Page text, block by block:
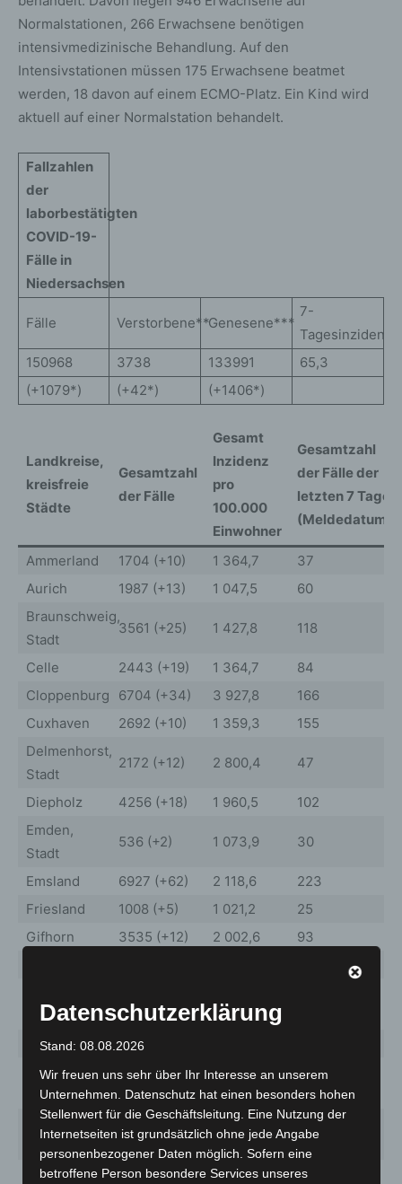
Normalstationen, 266 Erwachsene benötigen
intensivmedizinische Behandlung. Auf den
Intensivstationen müssen 175 Erwachsene beatmet
werden, 18 davon auf einem ECMO-Platz. Ein Kind wird
aktuell auf einer Normalstation behandelt.
Fallzahlen
der
laborbestätigten
COVID-19-
Fälle in
Niedersachsen
Fälle Verstorbene**Genesene***
7-
Tagesinzidenz
150968
3738 133991
65,3
(+1079*)
(+42*) (+1406*)
Landkreise,
kreisfreie
Städte
Gesamtzahl
der Fälle
Gesamt
Inzidenz
pro
100.000
Einwohner
Gesamtzahl
der Fälle der
letzten 7 Tage
(Meldedatum)
Ammerland 1704 (+10) 1 364,7
37
Aurich
1987 (+13) 1 047,5
60
Braunschweig,
Stadt
3561 (+25) 1 427,8 118
Celle 2443 (+19) 1 364,7
84
Cloppenburg
6704 (+34) 3 927,8
166
Cuxhaven
2692 (+10) 1 359,3
155
Delmenhorst,
Stadt
2172 (+12) 2 800,4 47
Diepholz 4256 (+18) 1 960,5
102
Emden,
Stadt
536 (+2) 1 073,9 30
Emsland 6927 (+62) 2 118,6
223
Friesland
1008 (+5) 1 021,2
25
Gifhorn
3535 (+12) 2 002,6
93
Bentheim
3347 (+41) 2 440,2
Göttingen 5048 (+11)
Hameln-
Pyrmont
2576 (+15) 1 734,1 90
Hannover,
28324
(+228)
2 447,8 1172
Harburg 3964 (+37) 1 558,0 138
Datenschutzerklärung
Stand: 08.08.2026
Wir freuen uns sehr über Ihr Interesse an unserem
Unternehmen. Datenschutz hat einen besonders hohen
Stellenwert für die Geschäftsleitung. Eine Nutzung der
Internetseiten ist grundsätzlich ohne jede Angabe
personenbezogener Daten möglich. Sofern eine
betroffene Person besondere Services unseres